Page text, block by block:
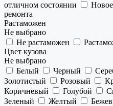
отличном состоянии
Новое
ремонта
Растаможен
Не выбрано
Не растаможен
Цвет кузова
Не выбрано
Белый
Черный
Золотистый
Розовый
Коричневый
Голубой
Зеленый
Желтый